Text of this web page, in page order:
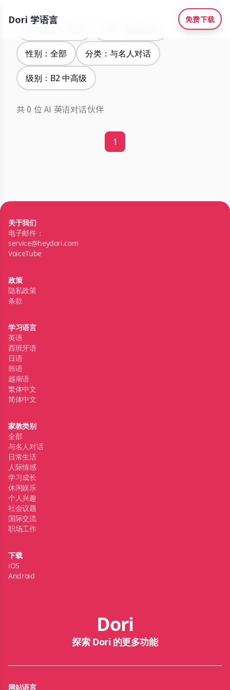
Dori 学语言 免费下载
性别：全部 分类：与名人对话
级别：B2 中高级
共 0 位 AI 英语对话伙伴
1
关于我们
电子邮件：
service@heydori.com
VoiceTube
政策
隐私政策
条款
学习语言
英语
西班牙语
日语
韩语
越南语
繁体中文
简体中文
家教类别
全部
与名人对话
日常生活
人际情感
学习成长
休闲娱乐
个人兴趣
社会议题
国际交流
职场工作
下载
iOS
Android
Dori
探索 Dori 的更多功能
网站语言